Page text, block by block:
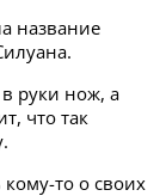
название
в руки нож, а
что так
то о своих